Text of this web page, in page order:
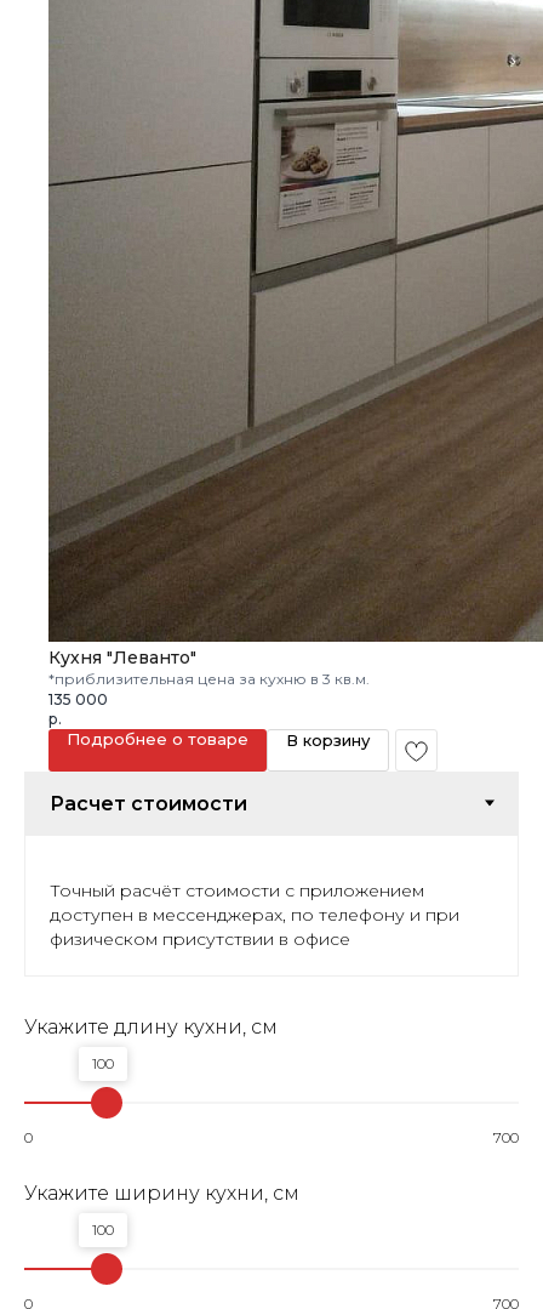
Кухня "Леванто"
*приблизительная цена за кухню в 3 кв.м.
135 000
р.
Подробнее о товаре В корзину
Точный расчёт стоимости с приложением
доступен в мессенджерах, по телефону и при
физическом присутствии в офисе
Укажите длину кухни, см
100
0 700
Укажите ширину кухни, см
100
0 700